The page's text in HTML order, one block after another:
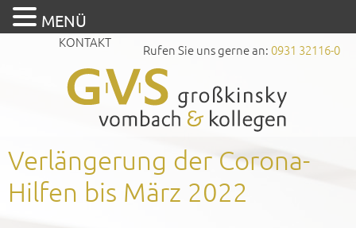
Rufen Sie uns gerne an: 0931 32116-0
KONTAKT
Verlängerung der Corona-
Hilfen bis März 2022
MENÜ